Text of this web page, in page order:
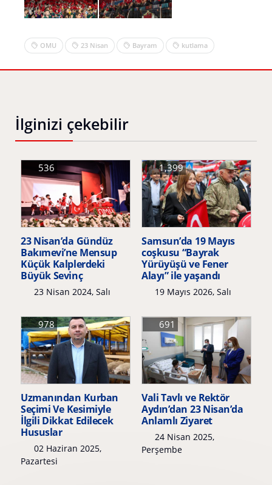
OMU 23 Nisan Bayram kutlama
İlginizi çekebilir
23 Nisan’da Gündüz
Bakımevi’ne Mensup
Küçük Kalplerdeki
Büyük Sevinç
23 Nisan 2024, Salı
536
Samsun’da 19 Mayıs
coşkusu “Bayrak
Yürüyüşü ve Fener
Alayı” ile yaşandı
19 Mayıs 2026, Salı
1,399
Uzmanından Kurban
Seçimi Ve Kesimiyle
İlgili Dikkat Edilecek
Hususlar
02 Haziran 2025,
Pazartesi
978
Vali Tavlı ve Rektör
Aydın’dan 23 Nisan’da
Anlamlı Ziyaret
24 Nisan 2025,
Perşembe
691